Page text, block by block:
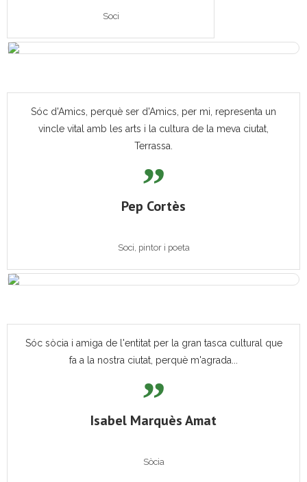
Soci
Sóc d'Amics, perquè ser d'Amics, per mi, representa un
vincle vital amb les arts i la cultura de la meva ciutat,
Terrassa.
Pep Cortès
Soci, pintor i poeta
Sóc sòcia i amiga de l'entitat per la gran tasca cultural que
fa a la nostra ciutat, perquè m'agrada...
Isabel Marquès Amat
Sòcia